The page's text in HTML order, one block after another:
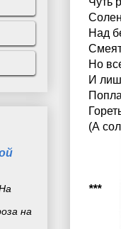
Над
Но
И
(А
***
на